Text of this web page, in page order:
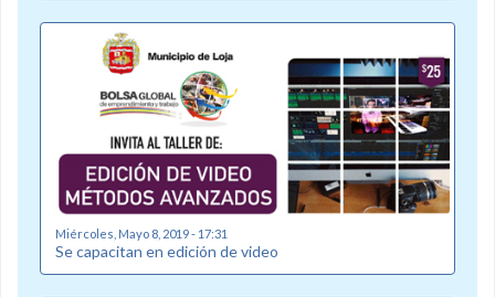
Miércoles, Mayo 8, 2019 - 17:31
Se capacitan en edición de video